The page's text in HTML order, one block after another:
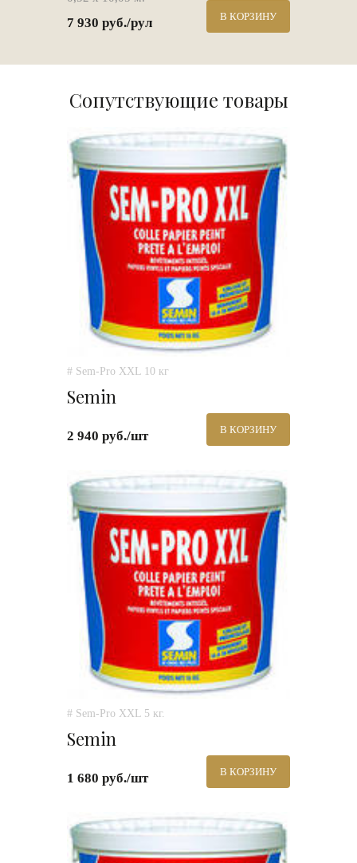
7 930 руб./рул В КОРЗИНУ
Сопутствующие товары
# Sem-Pro XXL 10 кг
Semin
2 940 руб./шт В КОРЗИНУ
# Sem-Pro XXL 5 кг.
Semin
1 680 руб./шт В КОРЗИНУ